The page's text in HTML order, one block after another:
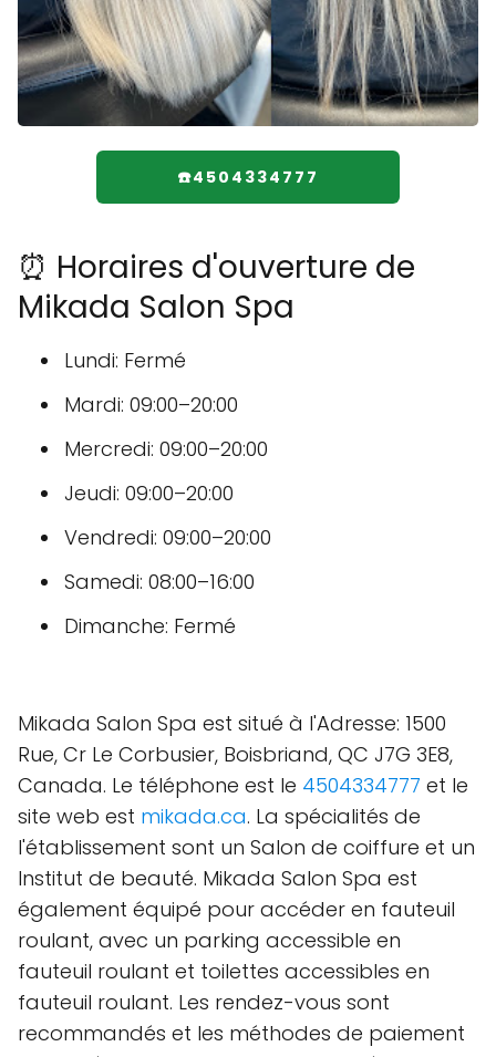
☎️4504334777
⏰ Horaires d'ouverture de
Mikada Salon Spa
Lundi: Fermé
Mardi: 09:00–20:00
Mercredi: 09:00–20:00
Jeudi: 09:00–20:00
Vendredi: 09:00–20:00
Samedi: 08:00–16:00
Dimanche: Fermé
Mikada Salon Spa est situé à l'Adresse: 1500
Rue, Cr Le Corbusier, Boisbriand, QC J7G 3E8,
Canada. Le téléphone est le 4504334777 et le
site web est mikada.ca. La spécialités de
l'établissement sont un Salon de coiffure et un
Institut de beauté. Mikada Salon Spa est
également équipé pour accéder en fauteuil
roulant, avec un parking accessible en
fauteuil roulant et toilettes accessibles en
fauteuil roulant. Les rendez-vous sont
recommandés et les méthodes de paiement